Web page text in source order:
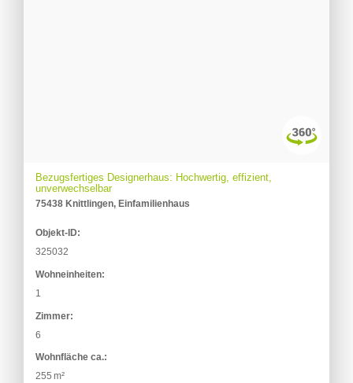
Bezugsfertiges Designerhaus: Hochwertig, effizient,
unverwechselbar
75438 Knittlingen, Einfamilienhaus
Objekt-ID:
325032
Wohneinheiten:
1
Zimmer:
6
Wohnfläche ca.:
255 m²